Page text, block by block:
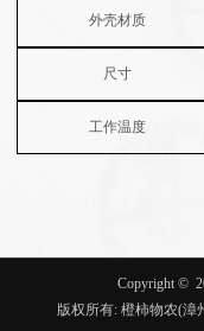
外壳材质
尺寸
工作温度
Copyright ©
版权所有: 橙柿物农(